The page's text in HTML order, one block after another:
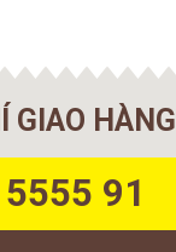
GIAO HÀNG
91